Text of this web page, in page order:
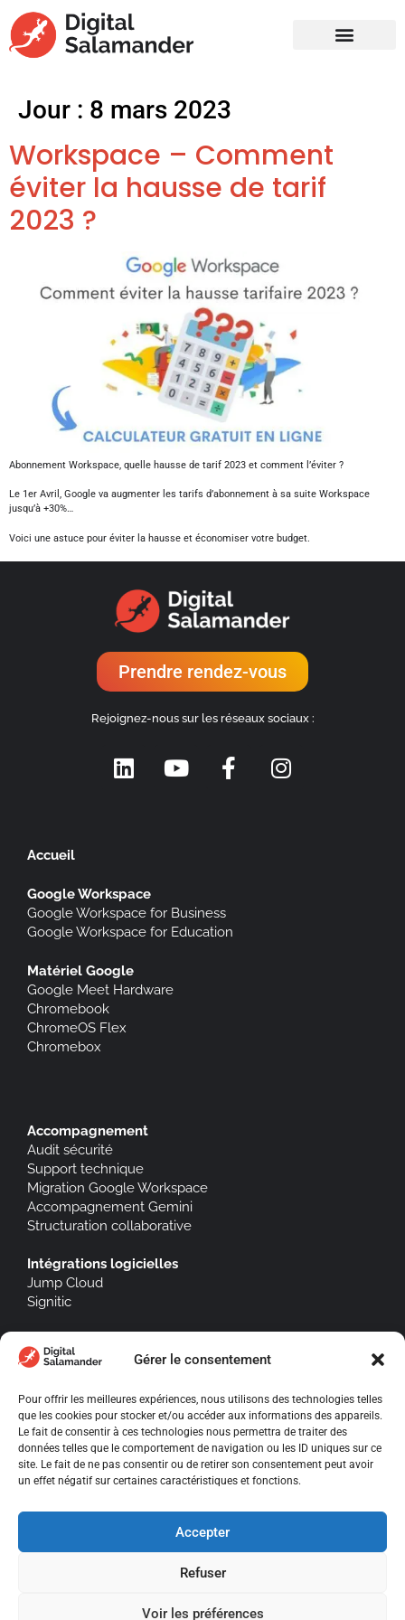
Gérer le consentement
Pour offrir les meilleures expériences, nous utilisons des technologies telles
que les cookies pour stocker et/ou accéder aux informations des appareils.
Le fait de consentir à ces technologies nous permettra de traiter des
données telles que le comportement de navigation ou les ID uniques sur ce
site. Le fait de ne pas consentir ou de retirer son consentement peut avoir
un effet négatif sur certaines caractéristiques et fonctions.
Accepter
Refuser
Voir les préférences
Jour : 8 mars 2023
Workspace – Comment
éviter la hausse de tarif
2023 ?
Abonnement Workspace, quelle hausse de tarif 2023 et comment l’éviter ?
Le 1er Avril, Google va augmenter les tarifs d’abonnement à sa suite Workspace
jusqu’à +30%…
Voici une astuce pour éviter la hausse et économiser votre budget.
Prendre rendez-vous
Rejoignez-nous sur les réseaux sociaux :
Accueil
Google Workspace
Google Workspace for Business
Google Workspace for Education
Matériel Google
Google Meet Hardware
Chromebook
ChromeOS Flex
Chromebox
Accompagnement
Audit sécurité
Support technique
Migration Google Workspace
Accompagnement Gemini
Structuration collaborative
Intégrations logicielles
Jump Cloud
Signitic
À propos
Blog
Mentions légales
Politique de confidentialité
Conditions Générale de Ventes
Tous droits réservés
Digital Salamander • 2025